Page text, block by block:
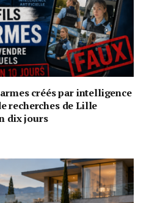
créés par intelligence
recherches de Lille
dix jours